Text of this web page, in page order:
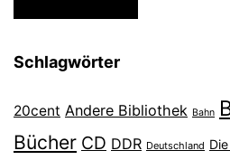
Schlagwörter
20cent Andere Bibliothek Bahn
Bücher CD DDR Deutschland